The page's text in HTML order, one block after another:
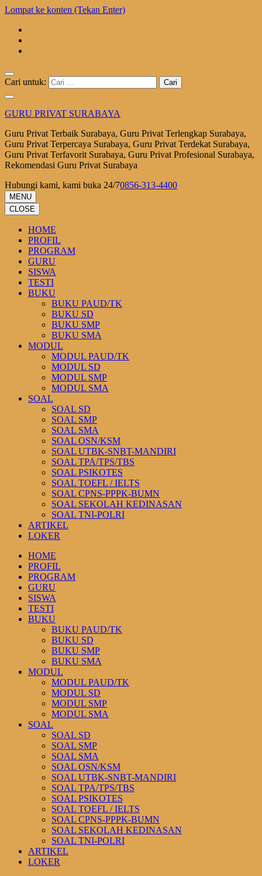
Lompat ke konten (Tekan Enter)
Cari untuk:
GURU PRIVAT SURABAYA
Guru Privat Terbaik Surabaya, Guru Privat Terlengkap Surabaya,
Guru Privat Terpercaya Surabaya, Guru Privat Terdekat Surabaya,
Guru Privat Terfavorit Surabaya, Guru Privat Profesional Surabaya,
Rekomendasi Guru Privat Surabaya
Hubungi kami, kami buka 24/70856-313-4400
MENU
CLOSE
HOME
PROFIL
PROGRAM
GURU
SISWA
TESTI
BUKU
BUKU PAUD/TK
BUKU SD
BUKU SMP
BUKU SMA
MODUL
MODUL PAUD/TK
MODUL SD
MODUL SMP
MODUL SMA
SOAL
SOAL SD
SOAL SMP
SOAL SMA
SOAL OSN/KSM
SOAL UTBK-SNBT-MANDIRI
SOAL TPA/TPS/TBS
SOAL PSIKOTES
SOAL TOEFL / IELTS
SOAL CPNS-PPPK-BUMN
SOAL SEKOLAH KEDINASAN
SOAL TNI-POLRI
ARTIKEL
LOKER
HOME
PROFIL
PROGRAM
GURU
SISWA
TESTI
BUKU
BUKU PAUD/TK
BUKU SD
BUKU SMP
BUKU SMA
MODUL
MODUL PAUD/TK
MODUL SD
MODUL SMP
MODUL SMA
SOAL
SOAL SD
SOAL SMP
SOAL SMA
SOAL OSN/KSM
SOAL UTBK-SNBT-MANDIRI
SOAL TPA/TPS/TBS
SOAL PSIKOTES
SOAL TOEFL / IELTS
SOAL CPNS-PPPK-BUMN
SOAL SEKOLAH KEDINASAN
SOAL TNI-POLRI
ARTIKEL
LOKER